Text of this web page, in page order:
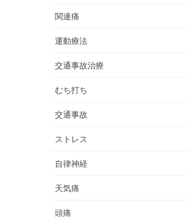
関連痛
運動療法
交通事故治療
むち打ち
交通事故
ストレス
自律神経
天気痛
頭痛